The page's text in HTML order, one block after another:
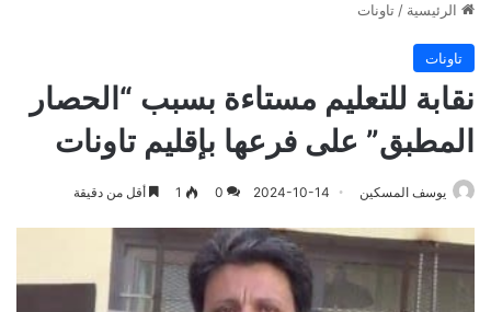
الرئيسية / تاونات
تاونات
نقابة للتعليم مستاءة بسبب “الحصار
المطبق” على فرعها بإقليم تاونات
يوسف المسكين 2024-10-14
0
1 أقل من دقيقة